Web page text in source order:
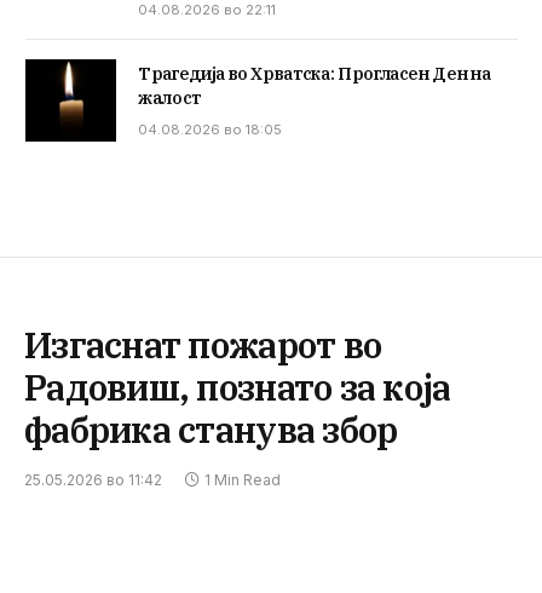
04.08.2026 во 22:11
Трагедија во Хрватска: Прогласен Ден на
жалост
04.08.2026 во 18:05
Изгаснат пожарот во
Радовиш, познато за која
фабрика станува збор
25.05.2026 во 11:42 1 Min Read